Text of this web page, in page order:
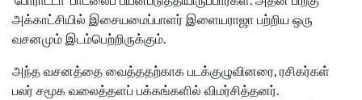
அக்காட்சியில் இசையமைப்பாளர் இளையராஜா பற்றிய ஒரு
வசனமும் இடம்பெற்றிருக்கும்.
அந்த வசனத்தை வைத்ததற்காக படக்குழுவினரை, ரசிகர்கள்
பலர் சமூக வலைத்தளப் பக்கங்களில் விமர்சித்தனர்.